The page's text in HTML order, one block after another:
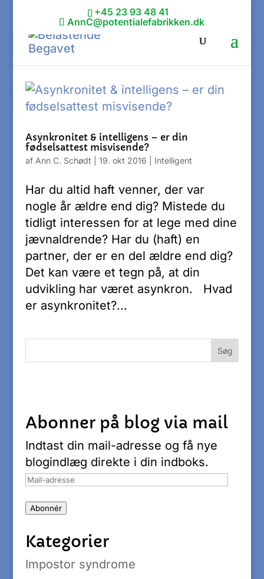
+45 23 93 48 41
AnnC@potentialefabrikken.dk
Asynkronitet & intelligens – er din
fødselsattest misvisende?
af Ann C. Schødt 19. okt 2016 Intelligent
Har du altid haft venner, der var
nogle år ældre end dig? Mistede du
tidligt interessen for at lege med dine
jævnaldrende? Har du (haft) en
partner, der er en del ældre end dig?
Det kan være et tegn på, at din
udvikling har været asynkron. Hvad
er asynkronitet?...
Abonner på blog via mail
Indtast din mail-adresse og få nye
blogindlæg direkte i din indboks.
Mail-
Abonnér
Kategorier
Impostor syndrome